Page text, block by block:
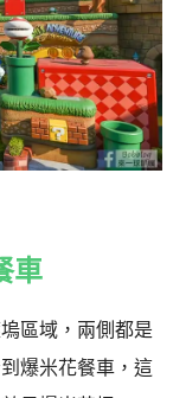
車
區域，兩側都是
爆米花餐車，這